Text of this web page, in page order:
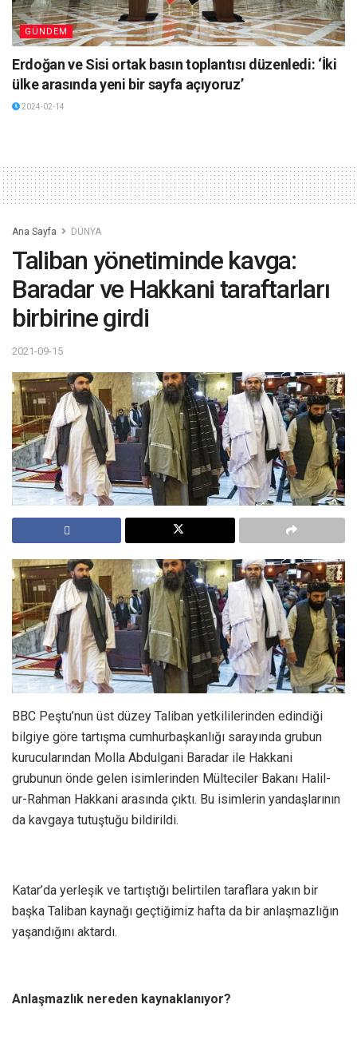
GÜNDEM
Erdoğan ve Sisi ortak basın toplantısı düzenledi: ‘İki
ülke arasında yeni bir sayfa açıyoruz’
2024-02-14
Ana Sayfa DÜNYA
Taliban yönetiminde kavga:
Baradar ve Hakkani taraftarları
birbirine girdi
2021-09-15
BBC Peştu’nun üst düzey Taliban yetkililerinden edindiği
bilgiye göre tartışma cumhurbaşkanlığı sarayında grubun
kurucularından Molla Abdulgani Baradar ile Hakkani
grubunun önde gelen isimlerinden Mülteciler Bakanı Halil-
ur-Rahman Hakkani arasında çıktı. Bu isimlerin yandaşlarının
da kavgaya tutuştuğu bildirildi.
Katar’da yerleşik ve tartıştığı belirtilen taraflara yakın bir
başka Taliban kaynağı geçtiğimiz hafta da bir anlaşmazlığın
yaşandığını aktardı.
Anlaşmazlık nereden kaynaklanıyor?